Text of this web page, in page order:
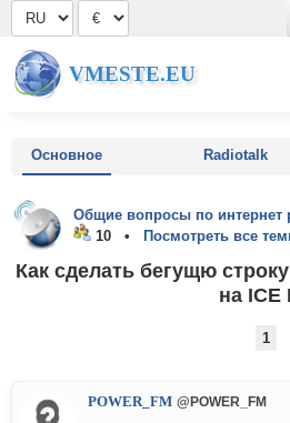
VMESTE.EU
Основное Radiotalk
Общие вопросы по интернет
10 •
Посмотреть все
Как сделать бегущю
на ICE
1
POWER_FM @POWER_FM